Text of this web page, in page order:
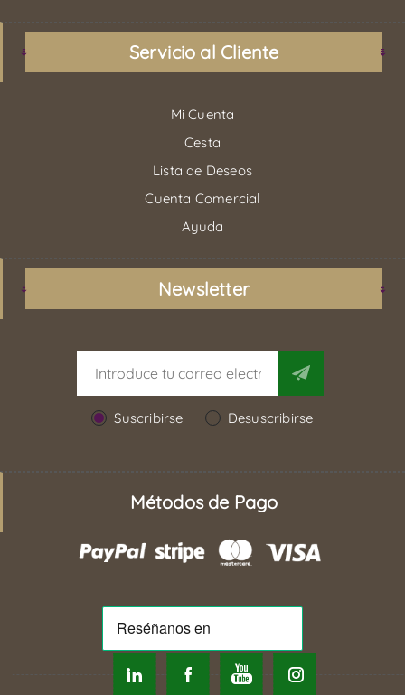
Servicio al Cliente
Mi Cuenta
Cesta
Lista de Deseos
Cuenta Comercial
Ayuda
Newsletter
Suscribirse Desuscribirse
Métodos de Pago